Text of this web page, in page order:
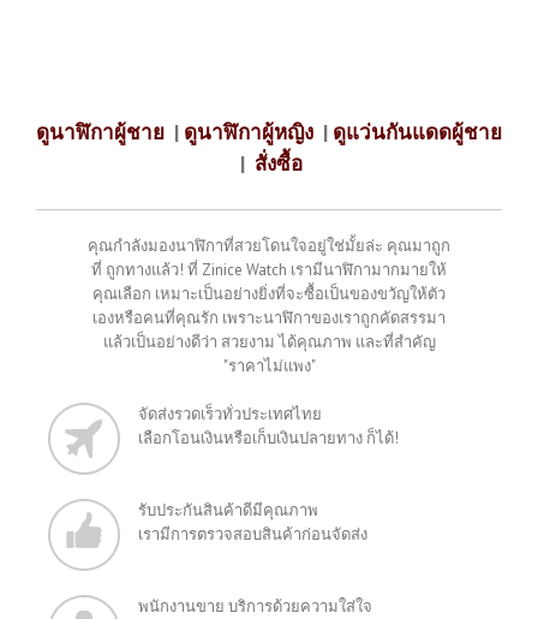
ดูนาฬิกาผู้ชาย | ดูนาฬิกาผู้หญิง | ดูแว่นกันแดดผู้ชาย
| สั่งซื้อ
คุณกำลังมองนาฬิกาที่สวยโดนใจอยู่ใช่มั้ยล่ะ คุณมาถูก
ที่ ถูกทางแล้ว! ที่ Zinice Watch เรามีนาฬิกามากมายให้
คุณเลือก เหมาะเป็นอย่างยิ่งที่จะซื้อเป็นของขวัญให้ตัว
เองหรือคนที่คุณรัก เพราะนาฬิกาของเราถูกคัดสรรมา
แล้วเป็นอย่างดีว่า สวยงาม ได้คุณภาพ และที่สำคัญ
"ราคาไม่แพง"
จัดส่งรวดเร็วทั่วประเทศไทย
เลือกโอนเงินหรือเก็บเงินปลายทาง ก็ได้!
รับประกันสินค้าดีมีคุณภาพ
เรามีการตรวจสอบสินค้าก่อนจัดส่ง
พนักงานขาย บริการด้วยความใส่ใจ